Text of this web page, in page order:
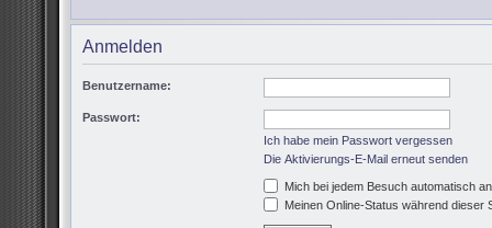
Anmelden
Benutzername:
Passwort:
Ich habe mein Passwort vergessen
Die Aktivierungs-E-Mail erneut senden
Mich bei jedem Besuch automatisch
Meinen Online-Status während dieser